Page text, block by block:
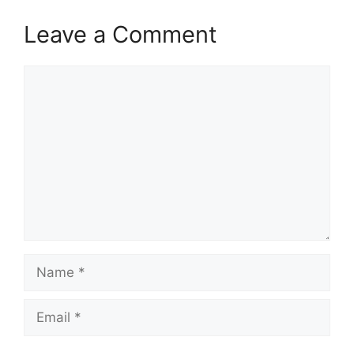
Leave a Comment